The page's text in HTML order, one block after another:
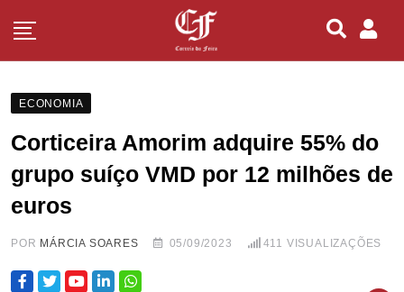
ECONOMIA
Corticeira Amorim adquire 55% do
grupo suíço VMD por 12 milhões de
euros
POR MÁRCIA SOARES 05/09/2023 411 VISUALIZAÇÕES